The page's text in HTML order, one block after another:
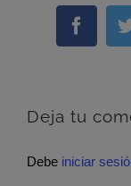
Deja tu
Debe iniciar